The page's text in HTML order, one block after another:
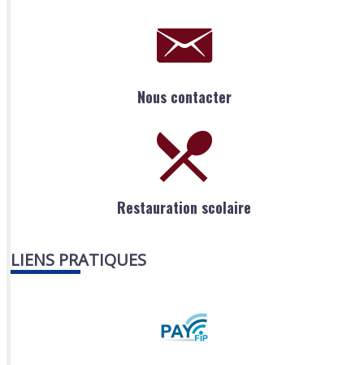
Nous contacter
Restauration scolaire
LIENS PRATIQUES